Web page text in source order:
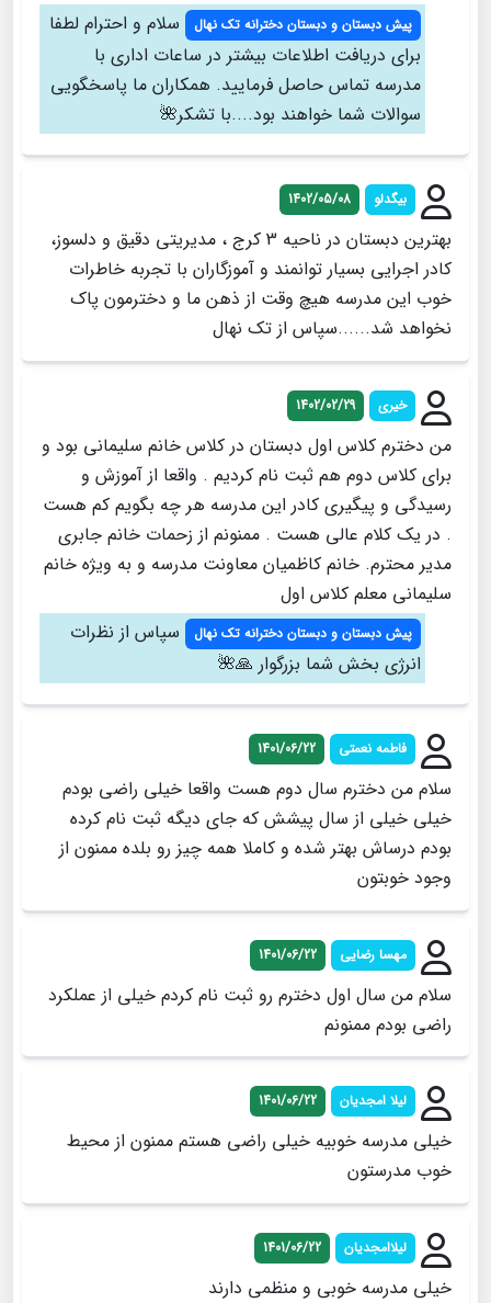
پیش دبستان و دبستان دخترانه تک نهال
سلام و احترام لطفا
برای دریافت اطلاعات بیشتر در ساعات اداری با
مدرسه تماس حاصل فرمایید. همکاران ما پاسخگویی
سوالات شما خواهند بود....با تشکر🌺
بیگدلو 1402/05/08
بهترین دبستان در ناحیه 3 کرج ، مدیریتی دقیق و دلسوز،
کادر اجرایی بسیار توانمند و آموزگاران با تجربه خاطرات
خوب این مدرسه هیچ وقت از ذهن ما و دخترمون پاک
نخواهد شد......سپاس از تک نهال
خیری 1402/02/29
من دخترم کلاس اول دبستان در کلاس خانم سلیمانی بود و
برای کلاس دوم هم ثبت نام کردیم . واقعا از آموزش و
رسیدگی و پیگیری کادر این مدرسه هر چه بگویم کم هست
. در یک کلام عالی هست . ممنونم از زحمات خانم جابری
مدیر محترم. خانم کاظمیان معاونت مدرسه و به ویژه خانم
سلیمانی معلم کلاس اول
پیش دبستان و دبستان دخترانه تک نهال
سپاس از نظرات
انرژی بخش شما بزرگوار 🙏🌺
فاطمه نعمتی 1401/06/22
سلام من دخترم سال دوم هست واقعا خیلی راضی بودم
خیلی خیلی از سال پیشش که جای دیگه ثبت نام کرده
بودم درساش بهتر شده و کاملا همه چیز رو بلده ممنون از
وجود خوبتون
مهسا رضایی 1401/06/22
سلام من سال اول دخترم رو ثبت نام کردم خیلی از عملکرد
راضی بودم ممنونم
لیلا امجدیان 1401/06/22
خیلی مدرسه خوبیه خیلی راضی هستم ممنون از محیط
خوب مدرستون
لیلاامجدیان 1401/06/22
خیلی مدرسه خوبی و منظمی دارند